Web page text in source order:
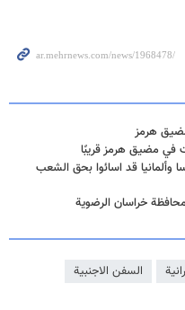
هرمز
في مضيق هرمز قريبًا
وألمانيا قد اسائوا بحق الشعب
خراسان الرضوية
السفن الاجنبية